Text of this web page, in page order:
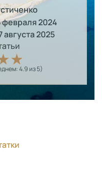
февраля 2024
августа 2025
4.9 из 5)